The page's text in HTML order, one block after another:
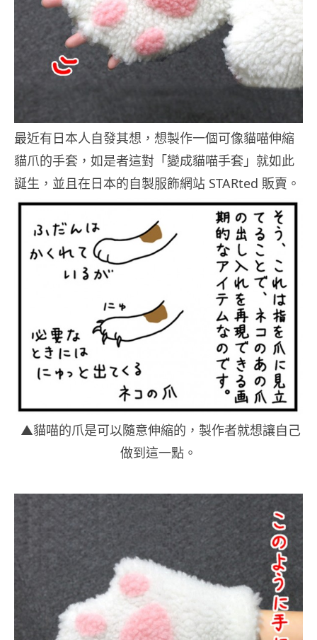
最近有日本人自發其想，想製作一個可像貓喵伸縮
貓爪的手套，如是者這對「變成貓喵手套」就如此
誕生，並且在日本的自製服飾網站 STARted 販賣。
▲貓喵的爪是可以隨意伸縮的，製作者就想讓自己
做到這一點。